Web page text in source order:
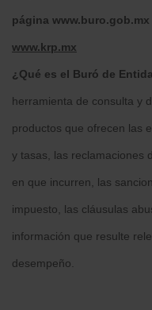
página www.buro.gob.mx
www.krp.mx
¿Qué es el Buró de
herramienta de consulta y
productos que ofrecen las
y tasas, las reclamaciones
en que incurren, las
impuesto, las cláusulas
información que resulte
desempeño.